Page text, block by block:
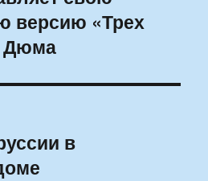
версию «Трех
Дюма
в